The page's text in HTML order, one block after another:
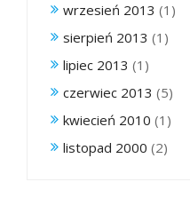
wrzesień 2013 (1)
sierpień 2013 (1)
lipiec 2013 (1)
czerwiec 2013 (5)
kwiecień 2010 (1)
listopad 2000 (2)